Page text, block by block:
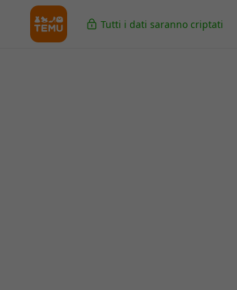
Tutti i dati saranno criptati